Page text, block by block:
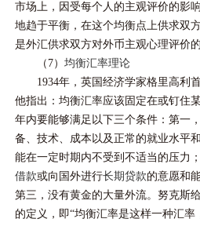
市场上，因受每个人的主观评价的影
地趋于平衡，在这个均衡点上供求双
是外汇供求双方对外币主观心理评价
（7）均衡汇率理论
1934年，英国经济学家格里高利首
他指出：均衡汇率应该固定在或钉住
年内要能够满足以下三个条件：第一
备、技术、成本以及正常的就业水平和
能在一定时期内不受到不适当的压力
借款或向国外进行长期贷款的意愿和
第三，没有黄金的大量外流。努克斯
的定义，即“均衡汇率是这样一种汇